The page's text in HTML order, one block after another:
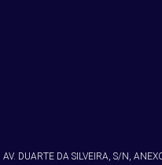
AV. DUARTE DA SILVEIRA, S/N,